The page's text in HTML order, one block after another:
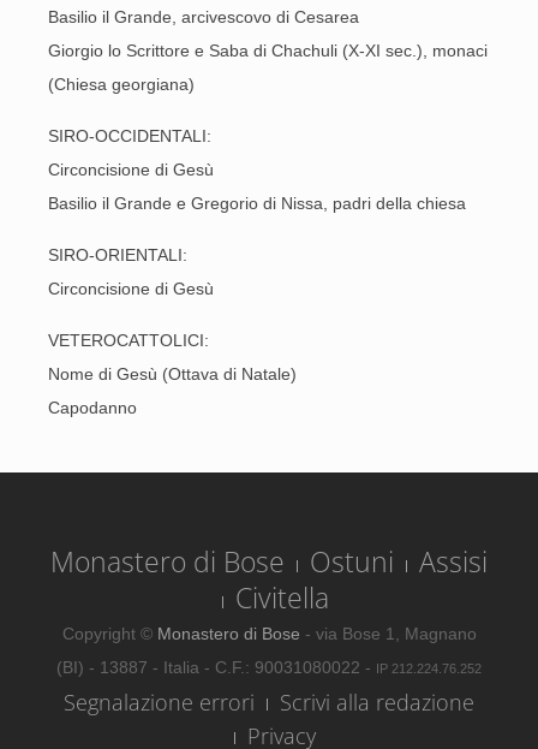
Basilio il Grande, arcivescovo di Cesarea
Giorgio lo Scrittore e Saba di Chachuli (X-XI sec.), monaci
(Chiesa georgiana)
SIRO-OCCIDENTALI:
Circoncisione di Gesù
Basilio il Grande e Gregorio di Nissa, padri della chiesa
SIRO-ORIENTALI:
Circoncisione di Gesù
VETEROCATTOLICI:
Nome di Gesù (Ottava di Natale)
Capodanno
Monastero di Bose Ostuni
Assisi
Civitella
Copyright © Monastero di Bose - via Bose 1, Magnano
(BI) - 13887 - Italia - C.F.: 90031080022 - IP 212.224.76.252
Segnalazione errori
Scrivi alla redazione
Privacy